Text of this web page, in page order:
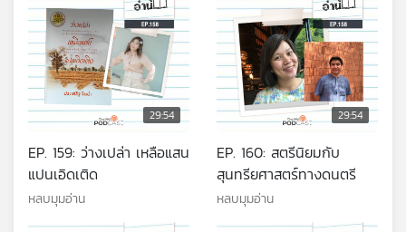
29:54
EP. 159: ว่างเปล่า เหลือแสน
แปนเอิดเติด
หลบมุมอ่าน
29:54
EP. 160: สตรีนิยมกับ
สุนทรียศาสตร์ทางดนตรี
หลบมุมอ่าน